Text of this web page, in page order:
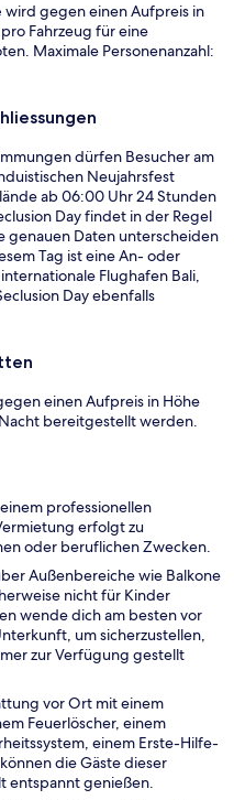
wird gegen einen Aufpreis in
Fahrzeug für eine
Maximale Personenanzahl:
dürfen Besucher am
Neujahrsfest
ab 06:00 Uhr 24 Stunden
Day findet in der Regel
genauen Daten unterscheiden
Tag ist eine An- oder
Flughafen Bali,
Day ebenfalls
einen Aufpreis in Höhe
bereitgestellt werden.
professionellen
erfolgt zu
oder beruflichen Zwecken.
Außenbereiche wie Balkone
nicht für Kinder
wende dich am besten vor
um sicherzustellen,
zur Verfügung gestellt
vor Ort mit einem
Feuerlöscher, einem
einem Erste-Hilfe-
die Gäste dieser
entspannt genießen.